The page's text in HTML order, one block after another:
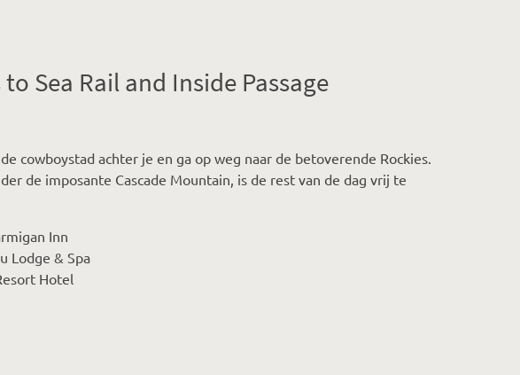
Sea Rail and Inside Passage
cowboystad achter je en ga op weg naar de betoverende Rockies.
de imposante Cascade Mountain, is de rest van de dag vrij te
Inn
Lodge & Spa
Hotel